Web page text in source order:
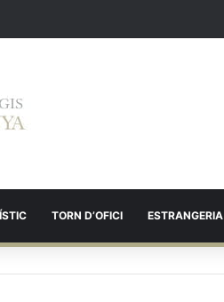
TORN D’OFICI ESTRANGERIA